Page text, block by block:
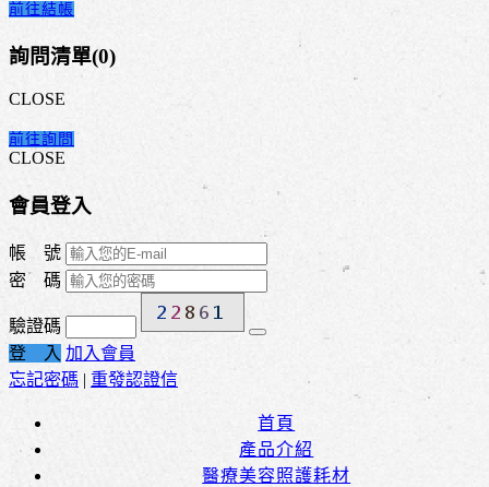
前往結帳
詢問清單(0)
CLOSE
前往詢問
CLOSE
會員登入
帳 號
密 碼
驗證碼
登 入 加入會員
忘記密碼 | 重發認證信
首頁
產品介紹
醫療美容照護耗材